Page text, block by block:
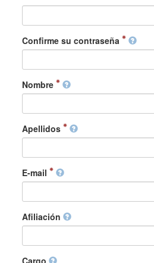
Confirme su contraseña
Nombre
Apellidos
E-mail
Afiliación
Cargo